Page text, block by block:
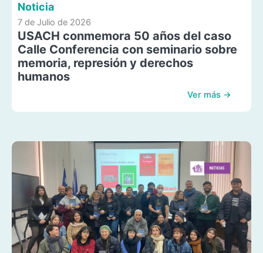
Noticia
7 de Julio de 2026
USACH conmemora 50 años del caso
Calle Conferencia con seminario sobre
memoria, represión y derechos
humanos
Ver más →